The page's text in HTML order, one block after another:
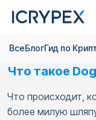
ВсеБлогГид по
Что такое
Что происходит,
более милую